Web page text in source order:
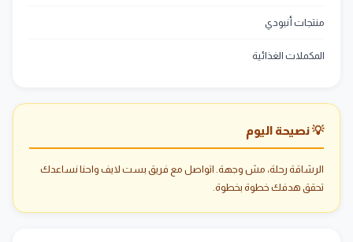
منتجات أنبودي
المكملات الغذائية
💡 نصيحة اليوم
الرشاقة رحلة، مش وجهة. اتواصل مع فريق بست لايف واحنا نساعدك
تحقق هدفك خطوة بخطوة.